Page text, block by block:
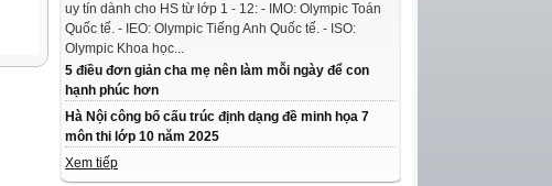
uy tín dành cho HS từ lớp 1 - 12: - IMO: Olympic Toán
Quốc tế. - IEO: Olympic Tiếng Anh Quốc tế. - ISO:
Olympic Khoa học...
5 điều đơn giản cha mẹ nên làm mỗi ngày để con
hạnh phúc hơn
Hà Nội công bố cấu trúc định dạng đề minh họa 7
môn thi lớp 10 năm 2025
Xem tiếp